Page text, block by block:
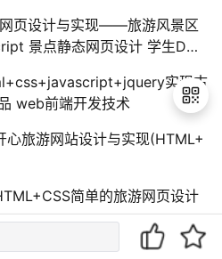
页设计与实现——旅游风景区
景点静态网页设计 学生DW
实现古
web前端开发技术
旅游网站设计与实现(HTML+
简单的旅游网页设计